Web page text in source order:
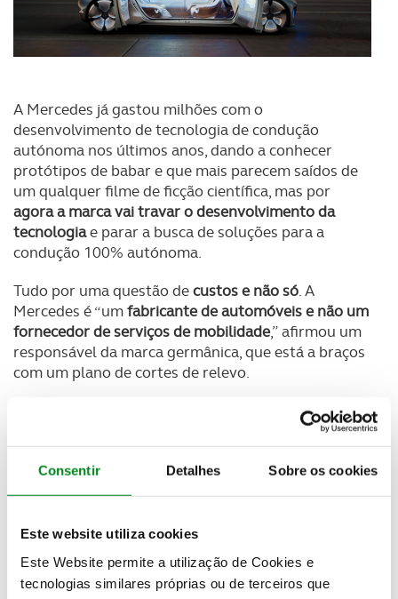
Consentir Detalhes Sobre os cookies
Este website utiliza cookies
Este Website permite a utilização de Cookies e
tecnologias similares próprias ou de terceiros que
A Mercedes já gastou milhões com o
desenvolvimento de tecnologia de condução
autónoma nos últimos anos, dando a conhecer
protótipos de babar e que mais parecem saídos de
um qualquer filme de ficção científica, mas por
agora a marca vai travar o desenvolvimento da
tecnologiae parar a busca de soluções para a
condução 100% autónoma.
Tudo por uma questão decustos e não só. A
Mercedes é “umfabricante de automóveis e não um
fornecedor de serviços de mobilidade,” afirmou um
responsável da marca germânica, que está a braços
com um plano de cortes de relevo.
Uma frase curta, que até pode não explicar de
forma imediata onde está a justificação dos custos,
mas que com um pequeno aprofundar da questão
explica tudo.
segurança rodoviária, com um tráfego mais fluído e
mundo novo de partilha de carros.